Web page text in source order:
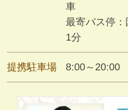
車
最寄バス停
1分
提携駐車場 8:00～20:00